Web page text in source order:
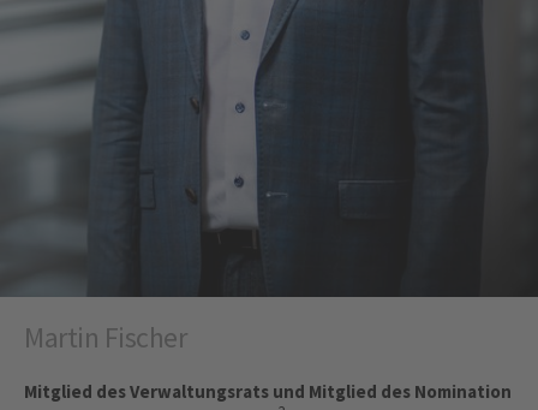
Martin Fischer
Mitglied des Verwaltungsrats und Mitglied des Nomination